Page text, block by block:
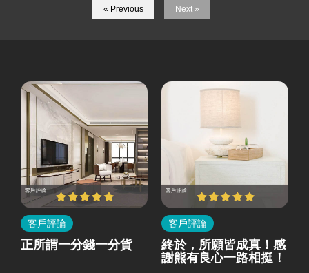
« Previous Next »
客戶評論
正所謂一分錢一分貨
客戶評論
終於，所願皆成真！感
謝熊有良心一路相挺！